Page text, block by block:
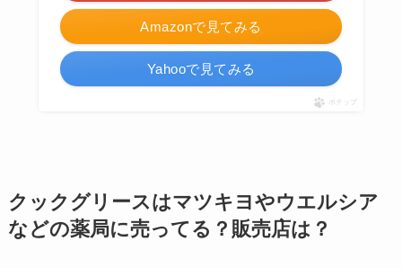
Amazonで見てみる
Yahooで見てみる
ポチップ
クックグリースはマツキヨやウエルシア
などの薬局に売ってる？販売店は？